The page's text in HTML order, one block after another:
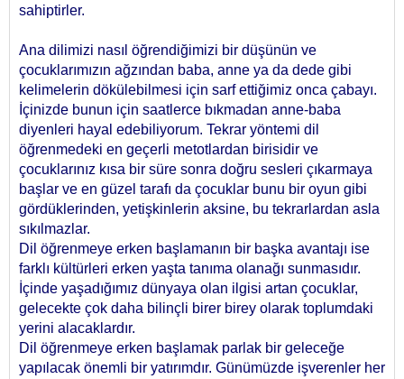
sahiptirler.
Ana dilimizi nasıl öğrendiğimizi bir düşünün ve
çocuklarımızın ağzından baba, anne ya da dede gibi
kelimelerin dökülebilmesi için sarf ettiğimiz onca çabayı.
İçinizde bunun için saatlerce bıkmadan anne-baba
diyenleri hayal edebiliyorum. Tekrar yöntemi dil
öğrenmedeki en geçerli metotlardan birisidir ve
çocuklarınız kısa bir süre sonra doğru sesleri çıkarmaya
başlar ve en güzel tarafı da çocuklar bunu bir oyun gibi
gördüklerinden, yetişkinlerin aksine, bu tekrarlardan asla
sıkılmazlar.
Dil öğrenmeye erken başlamanın bir başka avantajı ise
farklı kültürleri erken yaşta tanıma olanağı sunmasıdır.
İçinde yaşadığımız dünyaya olan ilgisi artan çocuklar,
gelecekte çok daha bilinçli birer birey olarak toplumdaki
yerini alacaklardır.
Dil öğrenmeye erken başlamak parlak bir geleceğe
yapılacak önemli bir yatırımdır. Günümüzde işverenler her